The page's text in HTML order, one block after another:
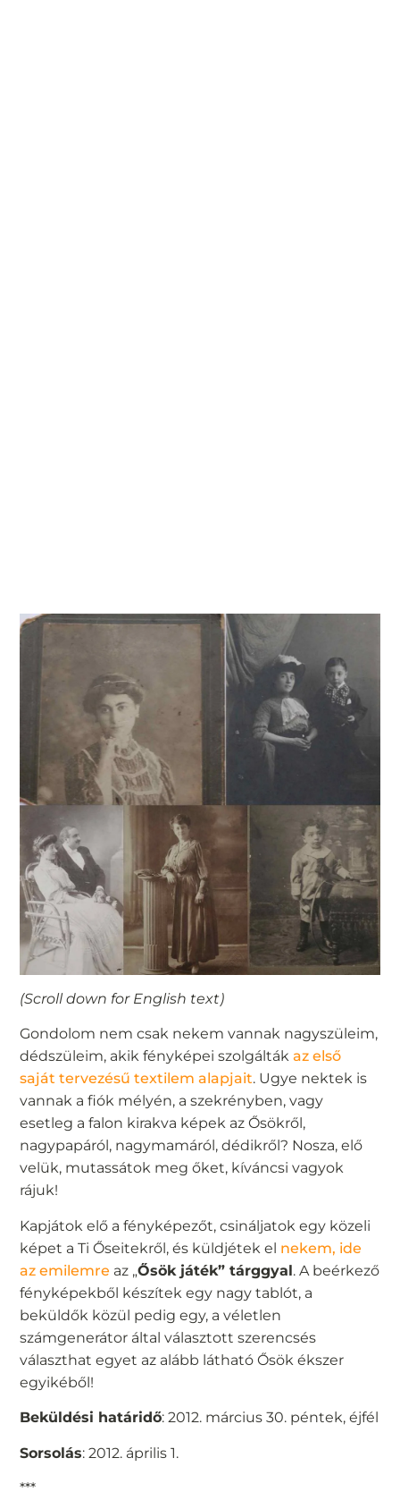
(Scroll down for English text)
Gondolom nem csak nekem vannak nagyszüleim,
dédszüleim, akik fényképei szolgáltákaz első
saját tervezésű textilem alapjait. Ugye nektek is
vannak a fiók mélyén, a szekrényben, vagy
esetleg a falon kirakva képek az Ősökről,
nagypapáról, nagymamáról, dédikről? Nosza, elő
velük, mutassátok meg őket, kíváncsi vagyok
rájuk!
Kapjátok elő a fényképezőt, csináljatok egy közeli
képet a Ti Őseitekről, és küldjétek el nekem, ide
az emilemre az „Ősök játék” tárggyal. A beérkező
fényképekből készítek egy nagy tablót, a
beküldők közül pedig egy, a véletlen
számgenerátor által választott szerencsés
választhat egyet az alább látható Ősök ékszer
egyikéből!
Beküldési határidő: 2012. március 30. péntek, éjfél
Sorsolás: 2012. április 1.
***